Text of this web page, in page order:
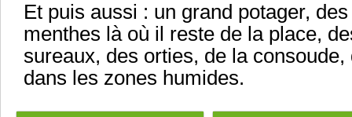
Et puis aussi : un grand potager,
menthes là où il reste de la place,
sureaux, des orties, de la consoude,
dans les zones humides.